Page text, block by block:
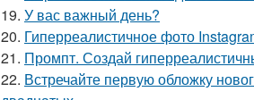
19. У вас важный день?
20. Гиперреалистичное фото
21. Промпт. Создай
22. Встречайте первую обложку